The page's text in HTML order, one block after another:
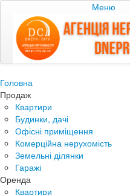
Меню
Головна
Продаж
Квартири
Будинки, дачі
Офісні приміщення
Комерційна нерухомість
Земельні ділянки
Гаражі
Оренда
Квартири